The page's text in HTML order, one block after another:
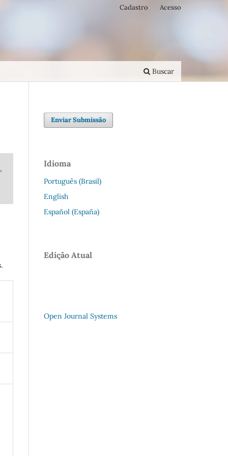
Buscar
Cadastro Acesso
Enviar Submissão
Idioma
Português (Brasil)
English
Español (España)
Edição Atual
Open Journal Systems